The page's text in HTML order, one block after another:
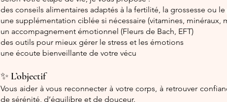
des conseils alimentaires adaptés à la fertilité, la grossesse ou
une supplémentation ciblée si nécessaire (vitamines, minéraux,
un accompagnement émotionnel (Fleurs de Bach, EFT)
des outils pour mieux gérer le stress et les émotions
une écoute bienveillante de votre vécu
✨ L’objectif
Vous aider à vous reconnecter à votre corps, à retrouver
de sérénité, d’équilibre et de douceur.